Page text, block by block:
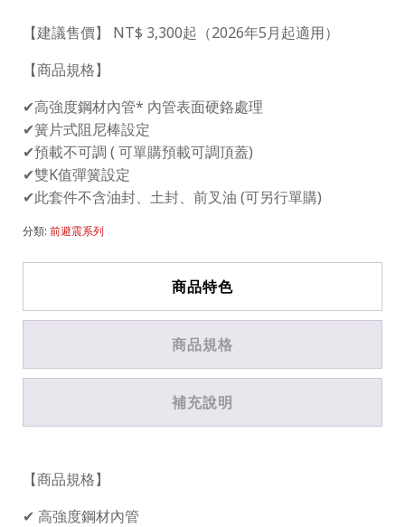
【建議售價】 NT$ 3,300起（2026年5月起適用）
【商品規格】
✔高強度鋼材內管* 內管表面硬鉻處理
✔簧片式阻尼棒設定
✔預載不可調 ( 可單購預載可調頂蓋)
✔雙K值彈簧設定
✔此套件不含油封、土封、前叉油 (可另行單購)
分類: 前避震系列
商品特色
商品規格
補充說明
【商品規格】
✔ 高強度鋼材內管